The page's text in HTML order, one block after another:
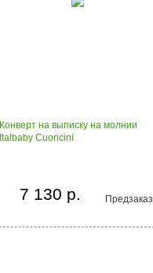
Конверт на выписку на молнии
Italbaby Cuoricini
Предзаказ
7 130 р.